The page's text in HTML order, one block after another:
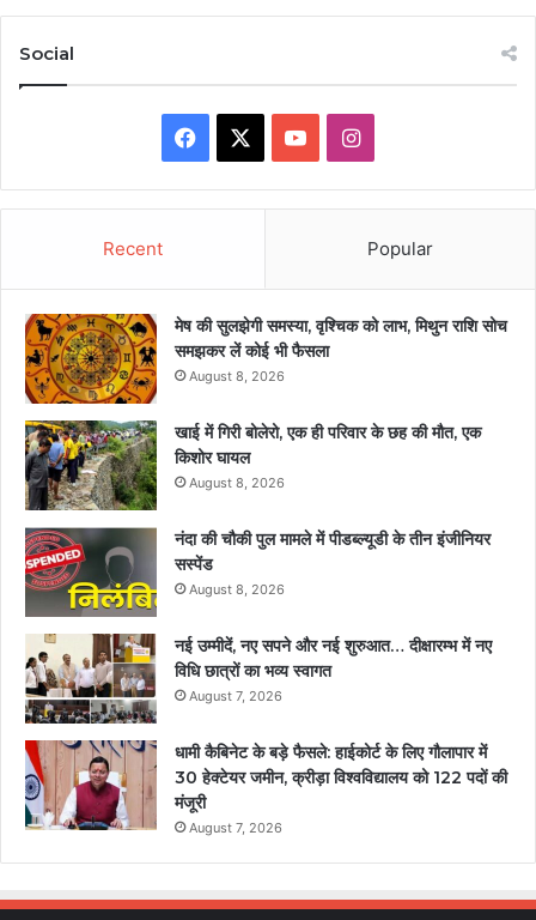
Social
Facebook YouTubeInstagram
Recent Popular
मेष की सुलझेगी समस्या, वृश्चिक को लाभ, मिथुन राशि सोच
समझकर लें कोई भी फैसला
August 8, 2026
खाई में गिरी बोलेरो, एक ही परिवार के छह की मौत, एक
किशोर घायल
August 8, 2026
नंदा की चौकी पुल मामले में पीडब्ल्यूडी के तीन इंजीनियर
सस्पेंड
August 8, 2026
नई उम्मीदें, नए सपने और नई शुरुआत… दीक्षारम्भ में नए
विधि छात्रों का भव्य स्वागत
August 7, 2026
धामी कैबिनेट के बड़े फैसले: हाईकोर्ट के लिए गौलापार में
30 हेक्टेयर जमीन, क्रीड़ा विश्वविद्यालय को 122 पदों की
मंजूरी
August 7, 2026